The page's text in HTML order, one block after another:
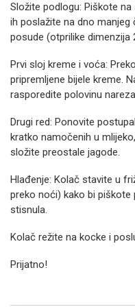
Složite podlogu: Piškote
ih poslažite na dno
posude (otprilike dimenzija
Prvi sloj kreme i voća:
pripremljene bijele kreme.
rasporedite polovinu
Drugi red: Ponovite
kratko namočenih u
složite preostale jagode.
Hlađenje: Kolač stavite u
preko noći) kako bi
stisnula.
Kolač režite na kocke i
Prijatno!